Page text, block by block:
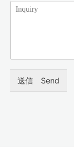
送信 Send